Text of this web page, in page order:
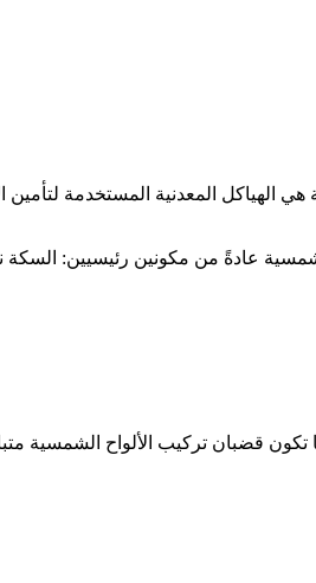
الهياكل المعدنية المستخدمة
عادةً من مكونين رئيسيين: السكة